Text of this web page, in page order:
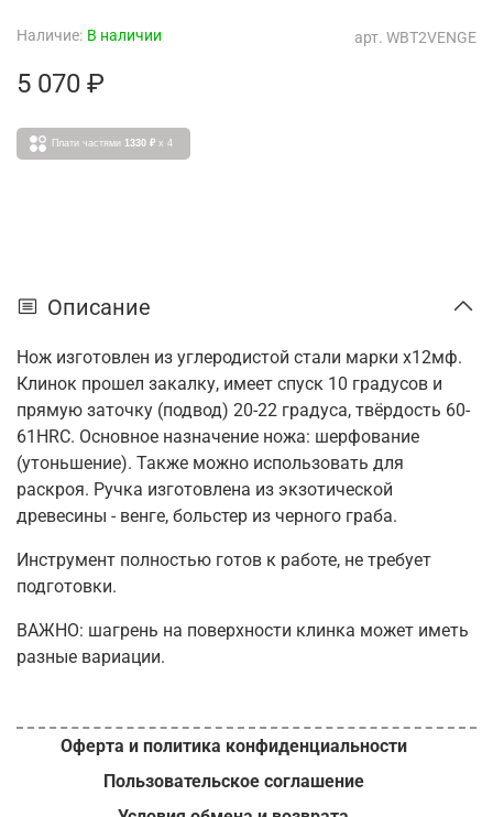
арт. WBT2VENGE
Наличие: В наличии
5 070 ₽
Плати частями 1330 ₽ x 4
Описание
Нож изготовлен из углеродистой стали марки х12мф.
Клинок прошел закалку, имеет спуск 10 градусов и
прямую заточку (подвод) 20-22 градуса, твёрдость 60-
61HRC. Основное назначение ножа: шерфование
(утоньшение). Также можно использовать для
раскроя. Ручка изготовлена из экзотической
древесины - венге, больстер из черного граба.
Инструмент полностью готов к работе, не требует
подготовки.
ВАЖНО: шагрень на поверхности клинка может иметь
разные вариации.
Оферта и политика конфиденциальности
Пользовательское соглашение